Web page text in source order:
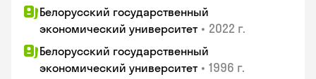
Белорусский государственный
экономический университет • 2022 г.
Белорусский государственный
экономический университет • 1996 г.